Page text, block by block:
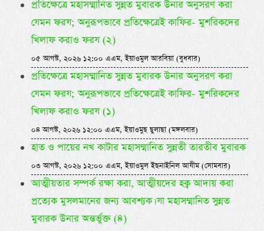
প্রতিক্ষেত্রে মহাসম্মানিত সুন্নত মুবারক উনার অনুসরণ করা
যেমন ফরয; অনুরূপভাবে প্রতিক্ষেত্রেই কাফির- মুশরিকদের
খিলাফ করাও ফরয (২)
০৫ আগস্ট, ২০২৬ ১২:০০ এএম, ইয়াওমুল আরবিয়া (বুধবার)
প্রতিক্ষেত্রে মহাসম্মানিত সুন্নত মুবারক উনার অনুসরণ করা
যেমন ফরয; অনুরূপভাবে প্রতিক্ষেত্রেই কাফির- মুশরিকদের
খিলাফ করাও ফরয (১)
০৪ আগস্ট, ২০২৬ ১২:০০ এএম, ইয়াওমুছ ছুলাছা (মঙ্গলবার)
হাত ও পায়ের নখ কাটার মহাসম্মানিত সুন্নতী তারতীব মুবারক
০৩ আগস্ট, ২০২৬ ১২:০০ এএম, ইয়াওমুল ইছনাইনিল আযীম (সোমবার)
আত্মীয়তার সম্পর্ক রক্ষা করা, আত্মীয়দের হক্ব আদায় করা
প্রত্যেক মুসলমানের জন্য আবশ্যক। যা মহাসম্মানিত সুন্নত
মুবারক উনার অন্তর্ভুক্ত (৪)